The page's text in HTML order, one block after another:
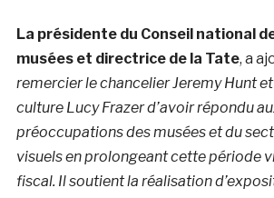
La présidente du Conseil national
musées et directrice de la Tate, a
remercier le chancelier Jeremy Hunt
culture Lucy Frazer d’avoir répondu
préoccupations des musées et du
visuels en prolongeant cette période
fiscal. Il soutient la réalisation